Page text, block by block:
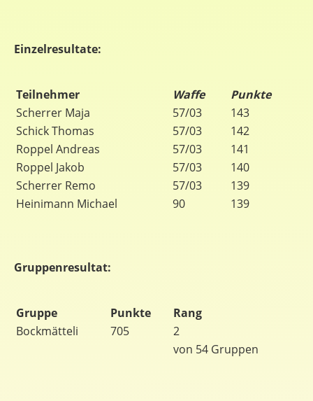
Einzelresultate:
Teilnehmer Waffe
Punkte
Scherrer Maja
57/03
143
Schick Thomas
57/03
142
Roppel Andreas
57/03
141
Roppel Jakob
57/03
140
Scherrer Remo
57/03
139
Heinimann Michael
90 139
Gruppenresultat:
Gruppe Punkte
Rang
Bockmätteli
705
2
von 54 Gruppen